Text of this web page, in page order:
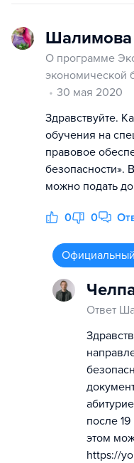
Шалимова
О программе
экономической
30 мая 2020
Здравствуйте.
обучения на
правовое
безопасности».
можно подать
0 0
Ответ
после
этом
https://